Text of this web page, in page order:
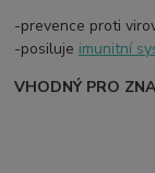
-prevence proti
-posiluje imunitní
VHODNÝ PRO